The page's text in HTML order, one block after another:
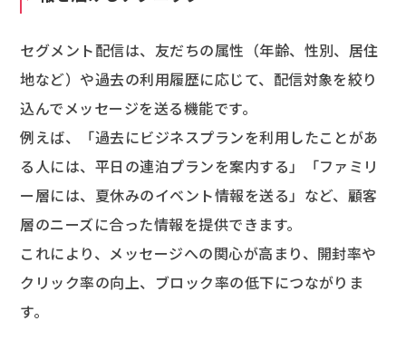
セグメント配信は、友だちの属性（年齢、性別、居住
地など）や過去の利用履歴に応じて、配信対象を絞り
込んでメッセージを送る機能です。
例えば、「過去にビジネスプランを利用したことがあ
る人には、平日の連泊プランを案内する」「ファミリ
ー層には、夏休みのイベント情報を送る」など、顧客
層のニーズに合った情報を提供できます。
これにより、メッセージへの関心が高まり、開封率や
クリック率の向上、ブロック率の低下につながりま
す。